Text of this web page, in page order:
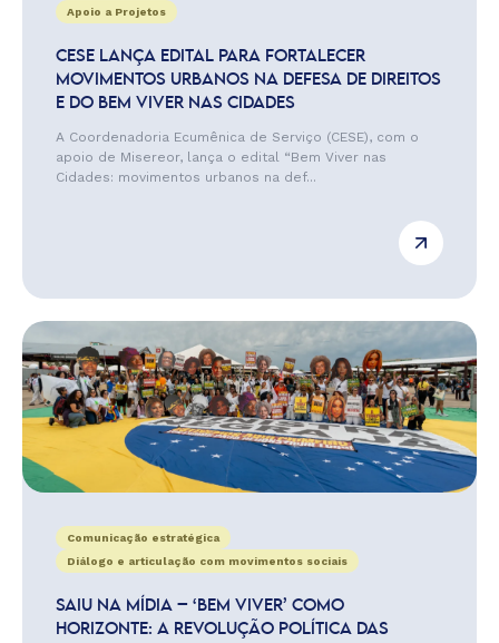
Apoio a Projetos
CESE LANÇA EDITAL PARA FORTALECER
MOVIMENTOS URBANOS NA DEFESA DE DIREITOS
E DO BEM VIVER NAS CIDADES
A Coordenadoria Ecumênica de Serviço (CESE), com o
apoio de Misereor, lança o edital “Bem Viver nas
Cidades: movimentos urbanos na def...
Comunicação estratégica
Diálogo e articulação com movimentos sociais
SAIU NA MÍDIA – ‘BEM VIVER’ COMO
HORIZONTE: A REVOLUÇÃO POLÍTICA DAS